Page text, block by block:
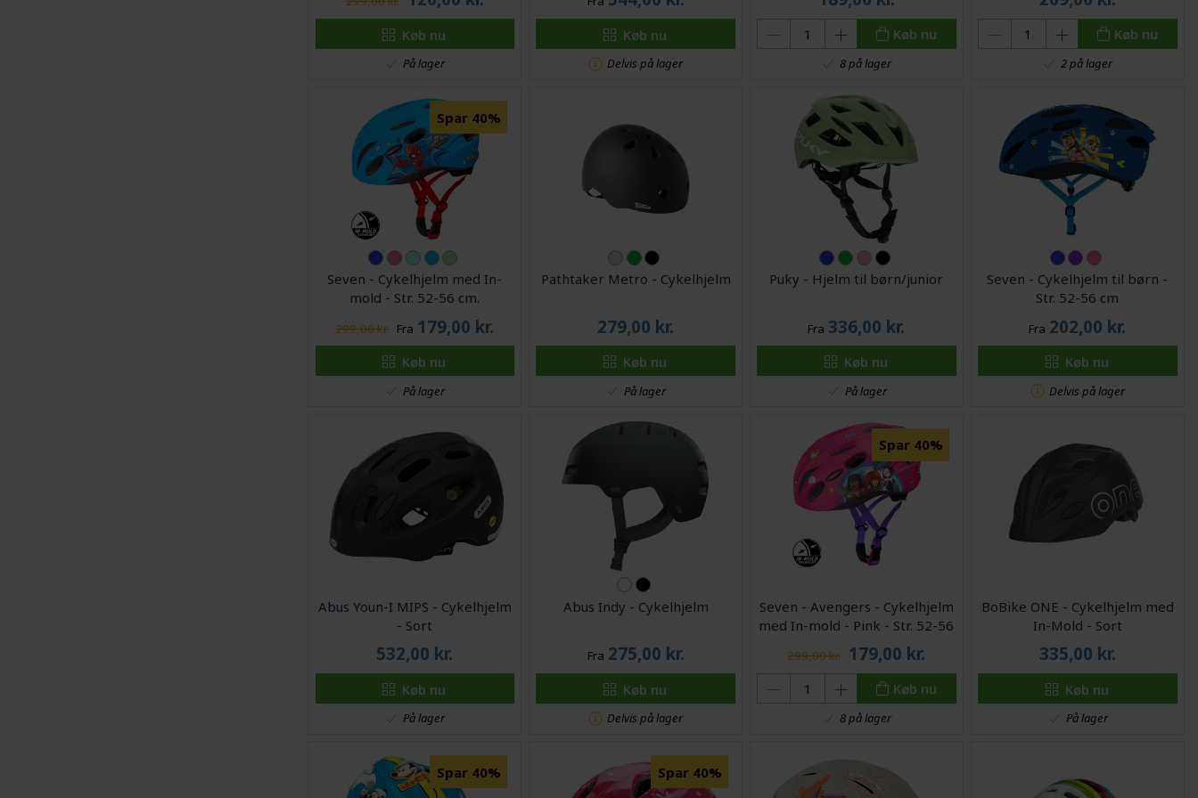
Køb nu
På lager
Køb nu
Delvis på lager
Køb nu
8 på lager
Køb nu
2 på lager
Spar 40%
Seven - Cykelhjelm med In-
mold - Str. 52-56 cm.
299,00 kr. Fra 179,00 kr.
Køb nu
På lager
Pathtaker Metro - Cykelhjelm
279,00 kr.
Køb nu
På lager
Puky - Hjelm til børn/junior
Fra 336,00 kr.
Køb nu
På lager
Seven - Cykelhjelm til børn -
Str. 52-56 cm
Fra 202,00 kr.
Køb nu
Delvis på lager
Abus Youn-I MIPS - Cykelhjelm
- Sort
532,00 kr.
Køb nu
På lager
Abus Indy - Cykelhjelm
Fra 275,00 kr.
Køb nu
Delvis på lager
Spar 40%
Seven - Avengers - Cykelhjelm
med In-mold - Pink - Str. 52-56
cm
299,00 kr. 179,00 kr.
Køb nu
8 på lager
BoBike ONE - Cykelhjelm med
In-Mold - Sort
335,00 kr.
Køb nu
På lager
Spar 40% Spar 40%